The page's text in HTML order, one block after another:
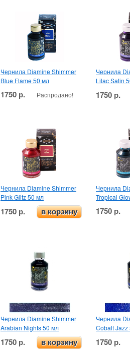
Чернила Diamine Shimmer
Blue Flame 50 мл
1750 р. Распродано!
Чернила
Lilac Satin
1750 р.
Чернила Diamine Shimmer
Pink Glitz 50 мл
1750 р. в корзину
Чернила
Tropical
1750 р.
Чернила Diamine Shimmer
Arabian Nights 50 мл
1750 р. в корзину
Чернила
Cobalt Jazz
1750 р.